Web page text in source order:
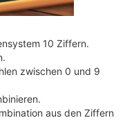
10 Ziffern.
zwischen 0 und 9
aus den Ziffern